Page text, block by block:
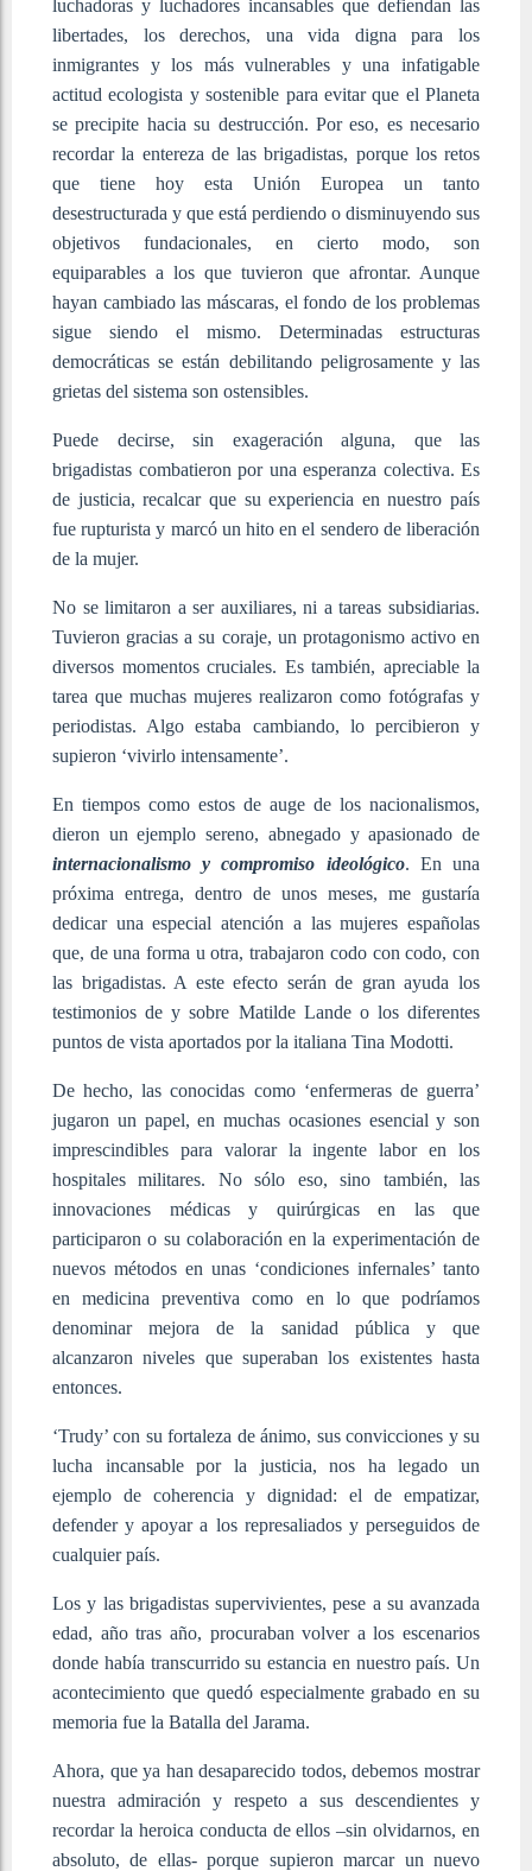
luchadoras y luchadores incansables que defiendan las
libertades, los derechos, una vida digna para los
inmigrantes y los más vulnerables y una infatigable
actitud ecologista y sostenible para evitar que el Planeta
se precipite hacia su destrucción. Por eso, es necesario
recordar la entereza de las brigadistas, porque los retos
que tiene hoy esta Unión Europea un tanto
desestructurada y que está perdiendo o disminuyendo sus
objetivos fundacionales, en cierto modo, son
equiparables a los que tuvieron que afrontar. Aunque
hayan cambiado las máscaras, el fondo de los problemas
sigue siendo el mismo. Determinadas estructuras
democráticas se están debilitando peligrosamente y las
grietas del sistema son ostensibles.
Puede decirse, sin exageración alguna, que las
brigadistas combatieron por una esperanza colectiva. Es
de justicia, recalcar que su experiencia en nuestro país
fue rupturista y marcó un hito en el sendero de liberación
de la mujer.
No se limitaron a ser auxiliares, ni a tareas subsidiarias.
Tuvieron gracias a su coraje, un protagonismo activo en
diversos momentos cruciales. Es también, apreciable la
tarea que muchas mujeres realizaron como fotógrafas y
periodistas. Algo estaba cambiando, lo percibieron y
supieron ‘vivirlo intensamente’.
En tiempos como estos de auge de los nacionalismos,
dieron un ejemplo sereno, abnegado y apasionado de
internacionalismo y compromiso ideológico. En una
próxima entrega, dentro de unos meses, me gustaría
dedicar una especial atención a las mujeres españolas
que, de una forma u otra, trabajaron codo con codo, con
las brigadistas. A este efecto serán de gran ayuda los
testimonios de y sobre Matilde Lande o los diferentes
puntos de vista aportados por la italiana Tina Modotti.
De hecho, las conocidas como ‘enfermeras de guerra’
jugaron un papel, en muchas ocasiones esencial y son
imprescindibles para valorar la ingente labor en los
hospitales militares. No sólo eso, sino también, las
innovaciones médicas y quirúrgicas en las que
participaron o su colaboración en la experimentación de
nuevos métodos en unas ‘condiciones infernales’ tanto
en medicina preventiva como en lo que podríamos
denominar mejora de la sanidad pública y que
alcanzaron niveles que superaban los existentes hasta
entonces.
‘Trudy’ con su fortaleza de ánimo, sus convicciones y su
lucha incansable por la justicia, nos ha legado un
ejemplo de coherencia y dignidad: el de empatizar,
defender y apoyar a los represaliados y perseguidos de
cualquier país.
Los y las brigadistas supervivientes, pese a su avanzada
edad, año tras año, procuraban volver a los escenarios
donde había transcurrido su estancia en nuestro país. Un
acontecimiento que quedó especialmente grabado en su
memoria fue la Batalla del Jarama.
Ahora, que ya han desaparecido todos, debemos mostrar
nuestra admiración y respeto a sus descendientes y
recordar la heroica conducta de ellos –sin olvidarnos, en
absoluto, de ellas- porque supieron marcar un nuevo